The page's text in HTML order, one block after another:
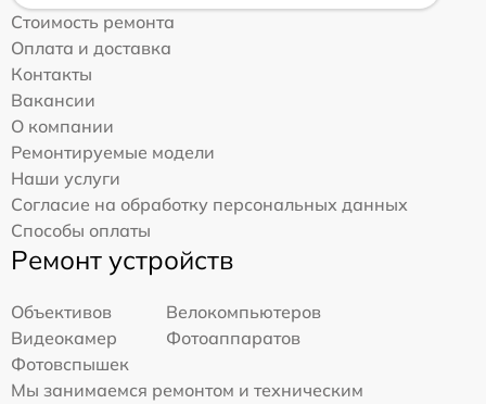
Стоимость ремонта
Оплата и доставка
Контакты
Вакансии
О компании
Ремонтируемые модели
Наши услуги
Согласие на обработку персональных данных
Способы оплаты
Ремонт устройств
Объективов
Велокомпьютеров
Видеокамер
Фотоаппаратов
Фотовспышек
Мы занимаемся ремонтом и техническим